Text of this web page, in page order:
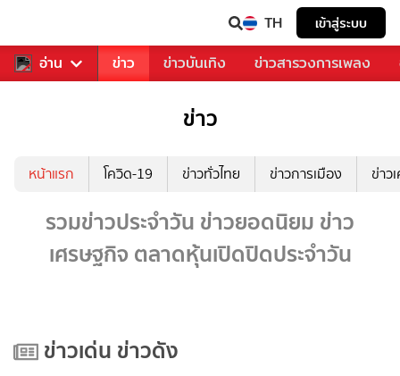
TH เข้าสู่ระบบ
อ่าน
คุณ กีฬา ข่าว ข่าวบันเทิง ข่าวสารวงการเพลง
ข่าว
หน้าแรก โควิด-19 ข่าวทั่วไทย ข่าวการเมือง ข่าว
รวมข่าวประจำวัน ข่าวยอดนิยม ข่าว
เศรษฐกิจ ตลาดหุ้นเปิดปิดประจำวัน
ข่าวเด่น ข่าวดัง